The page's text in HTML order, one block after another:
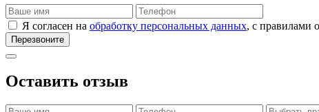
Я согласен на обработку персональных данных, с правилами
Перезвоните
Оставить отзыв